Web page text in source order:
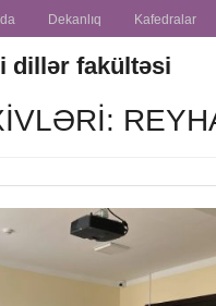
Dekanlıq Kafedralar
dillər fakültəsi